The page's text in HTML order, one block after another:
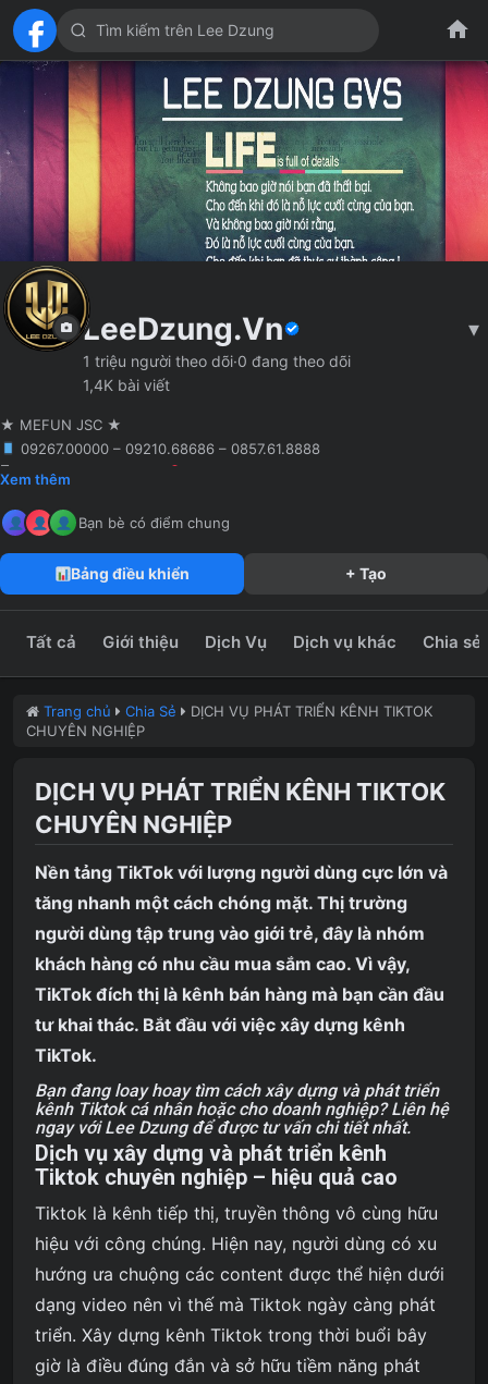
LeeDzung.Vn ▾
1 triệu người theo dõi·0 đang theo dõi
1,4K bài viết
★ MEFUN JSC ★
09267.00000 – 09210.68686 – 0857.61.8888
🖥 Agency truyền thông
leedzung.vn
Xem thêm
Bạn bè có điểm chung
Bảng điều khiển + Tạo
Tất cả Giới thiệu Dịch Vụ Dịch vụ khác Chia sẻ
Trang chủ Chia Sẻ
DỊCH VỤ PHÁT TRIỂN KÊNH TIKTOK
CHUYÊN NGHIỆP
DỊCH VỤ PHÁT TRIỂN KÊNH TIKTOK
CHUYÊN NGHIỆP
Nền tảng TikTok với lượng người dùng cực lớn và
tăng nhanh một cách chóng mặt. Thị trường
người dùng tập trung vào giới trẻ, đây là nhóm
khách hàng có nhu cầu mua sắm cao. Vì vậy,
TikTok đích thị là kênh bán hàng mà bạn cần đầu
tư khai thác. Bắt đầu với việc xây dựng kênh
TikTok.
Bạn đang loay hoay tìm cách xây dựng và phát triển
kênh Tiktok cá nhân hoặc cho doanh nghiệp? Liên hệ
ngay với Lee Dzung để được tư vấn chi tiết nhất.
Dịch vụ xây dựng và phát triển kênh
Tiktok chuyên nghiệp – hiệu quả cao
Tiktok là kênh tiếp thị, truyền thông vô cùng hữu
hiệu với công chúng. Hiện nay, người dùng có xu
hướng ưa chuộng các content được thể hiện dưới
dạng video nên vì thế mà Tiktok ngày càng phát
triển. Xây dựng kênh Tiktok trong thời buổi bây
giờ là điều đúng đắn và sở hữu tiềm năng phát